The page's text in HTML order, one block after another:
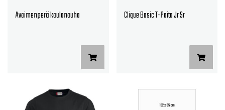
Avaimenperä kaulanauha Clique Basic T-Paita Jr Sr